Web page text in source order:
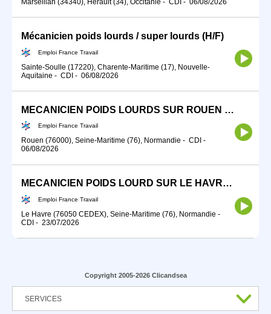
Mécanicien poids lourds / super lourds (H/F)
Emploi France Travail
Sainte-Soulle (17220), Charente-Maritime (17), Nouvelle-
Aquitaine - CDI - 06/08/2026
MECANICIEN POIDS LOURDS SUR ROUEN (76)#TDFE2026 (H/F)
Emploi France Travail
Rouen (76000), Seine-Maritime (76), Normandie - CDI -
06/08/2026
MECANICIEN POIDS LOURD SUR LE HAVRE (76) #TDFE2026(H/F) (H/F)
Emploi France Travail
Le Havre (76050 CEDEX), Seine-Maritime (76), Normandie -
CDI - 23/07/2026
Copyright 2005-2026 Clicandsea
SERVICES